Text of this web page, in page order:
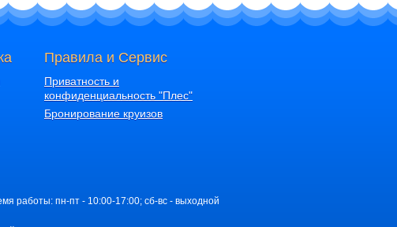
Правила и Сервис
Приватность и
конфиденциальность "Плес"
Бронирование круизов
работы: пн-пт - 10:00-17:00; сб-вс - выходной